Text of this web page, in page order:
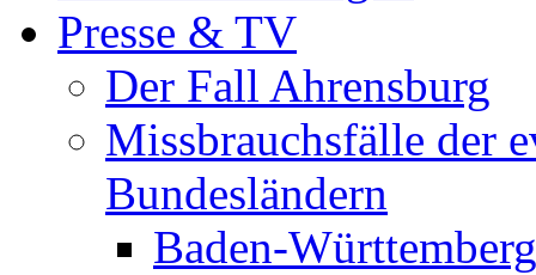
Presse & TV
Der Fall Ahrensburg
Missbrauchsfälle der
Bundesländern
Baden-Württemberg